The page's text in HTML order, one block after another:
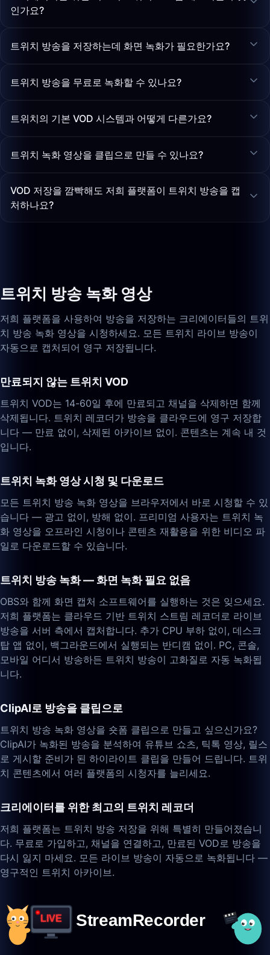
인가요?
트위치 방송을 저장하는데 화면 녹화가 필요한가요?
트위치 방송을 무료로 녹화할 수 있나요?
트위치의 기본 VOD 시스템과 어떻게 다른가요?
트위치 녹화 영상을 클립으로 만들 수 있나요?
VOD 저장을 깜빡해도 저희 플랫폼이 트위치 방송을 캡
처하나요?
트위치 방송 녹화 영상
저희 플랫폼을 사용하여 방송을 저장하는 크리에이터들의 트위
치 방송 녹화 영상을 시청하세요. 모든 트위치 라이브 방송이
자동으로 캡처되어 영구 저장됩니다.
만료되지 않는 트위치 VOD
트위치 VOD는 14-60일 후에 만료되고 채널을 삭제하면 함께
삭제됩니다. 트위치 레코더가 방송을 클라우드에 영구 저장합
니다 — 만료 없이, 삭제된 아카이브 없이. 콘텐츠는 계속 내 것
입니다.
트위치 녹화 영상 시청 및 다운로드
모든 트위치 방송 녹화 영상을 브라우저에서 바로 시청할 수 있
습니다 — 광고 없이, 방해 없이. 프리미엄 사용자는 트위치 녹
화 영상을 오프라인 시청이나 콘텐츠 재활용을 위한 비디오 파
일로 다운로드할 수 있습니다.
트위치 방송 녹화 — 화면 녹화 필요 없음
OBS와 함께 화면 캡처 소프트웨어를 실행하는 것은 잊으세요.
저희 플랫폼는 클라우드 기반 트위치 스트림 레코더로 라이브
방송을 서버 측에서 캡처합니다. 추가 CPU 부하 없이, 데스크
탑 앱 없이, 백그라운드에서 실행되는 반디캠 없이. PC, 콘솔,
모바일 어디서 방송하든 트위치 방송이 고화질로 자동 녹화됩
니다.
ClipAI로 방송을 클립으로
트위치 방송 녹화 영상을 숏폼 클립으로 만들고 싶으신가요?
ClipAI가 녹화된 방송을 분석하여 유튜브 쇼츠, 틱톡 영상, 릴스
로 게시할 준비가 된 하이라이트 클립을 만들어 드립니다. 트위
치 콘텐츠에서 여러 플랫폼의 시청자를 늘리세요.
크리에이터를 위한 최고의 트위치 레코더
저희 플랫폼는 트위치 방송 저장을 위해 특별히 만들어졌습니
다. 무료로 가입하고, 채널을 연결하고, 만료된 VOD로 방송을
다시 잃지 마세요. 모든 라이브 방송이 자동으로 녹화됩니다 —
영구적인 트위치 아카이브.